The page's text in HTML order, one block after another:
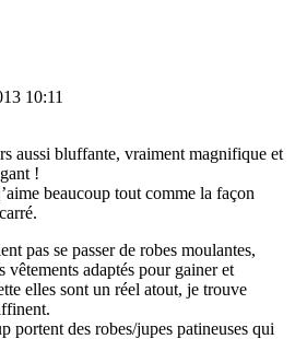
10:11
aussi bluffante, vraiment magnifique et
!
beaucoup tout comme la façon
pas se passer de robes moulantes,
vêtements adaptés pour gainer et
elles sont un réel atout, je trouve
portent des robes/jupes patineuses qui